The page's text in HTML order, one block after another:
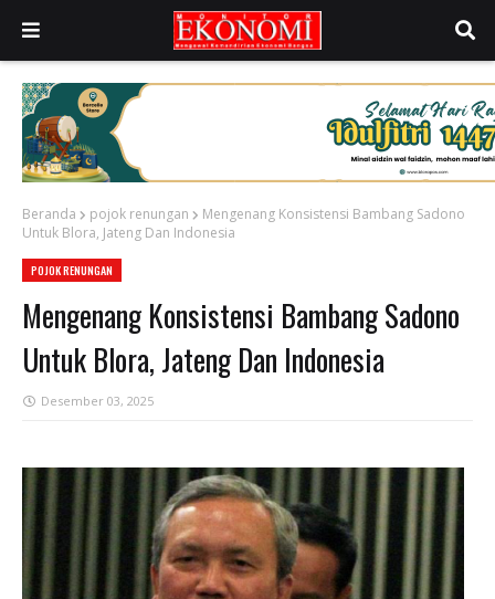
Beranda pojok renungan
Mengenang Konsistensi Bambang Sadono
Untuk Blora, Jateng Dan Indonesia
POJOK RENUNGAN
Mengenang Konsistensi Bambang Sadono
Untuk Blora, Jateng Dan Indonesia
Desember 03, 2025